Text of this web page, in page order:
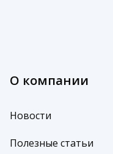
О компании
Новости
Полезные статьи